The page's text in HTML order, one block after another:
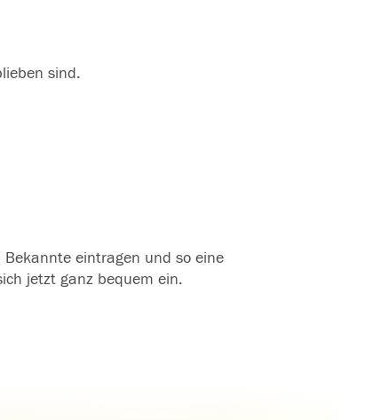
sind.
eintragen und so eine
jetzt ganz bequem ein.